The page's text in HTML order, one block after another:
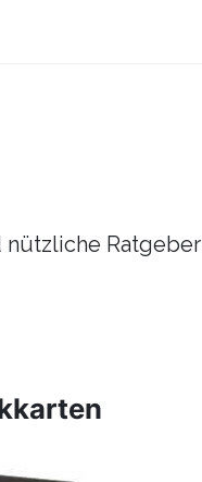
nützliche Ratgeber